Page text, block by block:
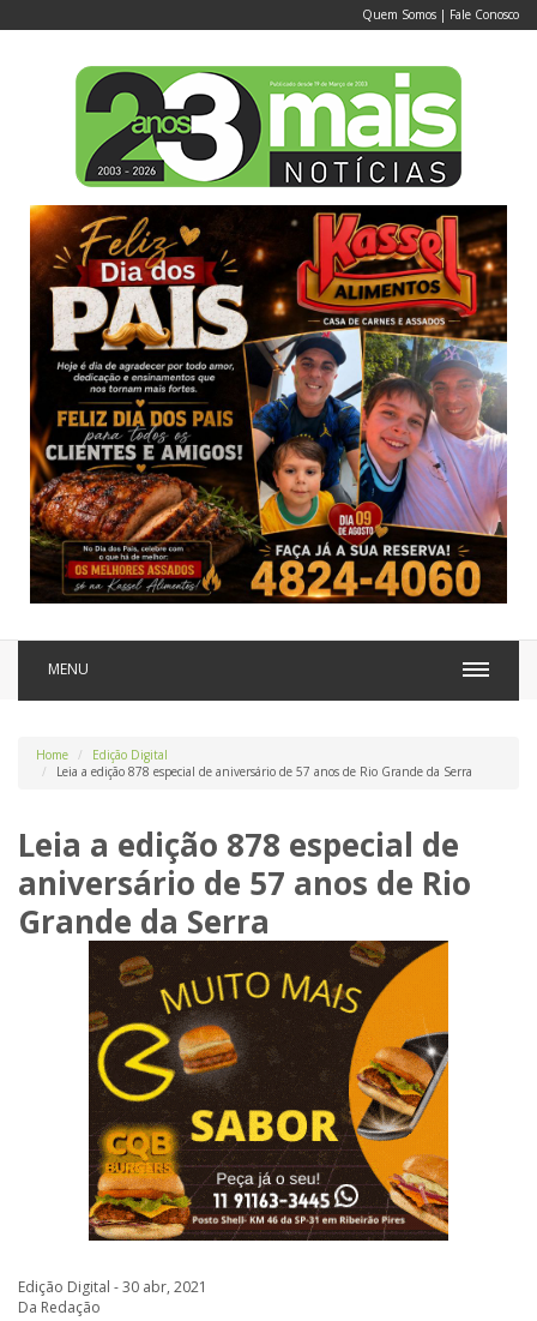
Quem Somos | Fale Conosco
MENU
Home
Edição Digital
Leia a edição 878 especial de aniversário de 57 anos de Rio Grande da Serra
Leia a edição 878 especial de
aniversário de 57 anos de Rio
Grande da Serra
Edição Digital - 30 abr, 2021
Da Redação